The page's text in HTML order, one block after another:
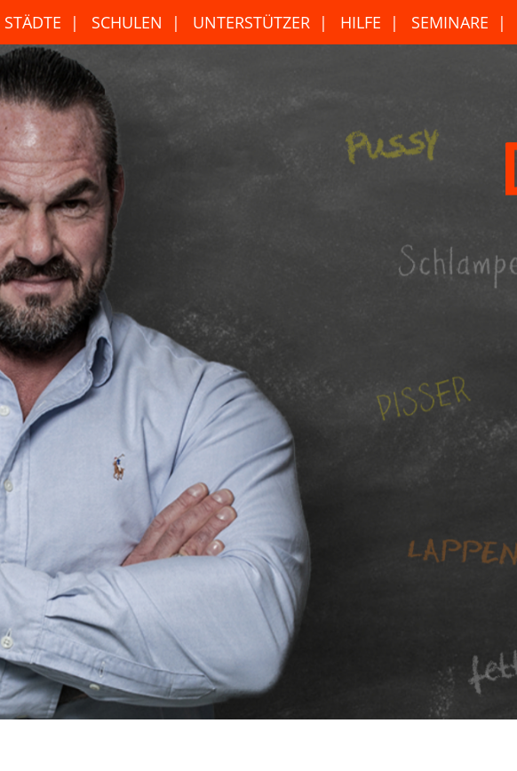
STÄDTE SCHULEN UNTERSTÜTZER HILFE SEMINARE